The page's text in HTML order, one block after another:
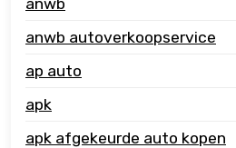
anwb autoverkoopservice
ap auto
apk
apk afgekeurde auto kopen